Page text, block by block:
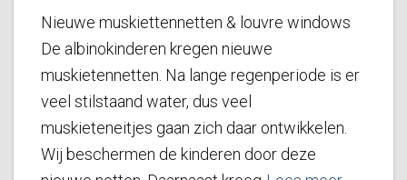
Nieuwe muskiettennetten & louvre windows
De albinokinderen kregen nieuwe
muskietennetten. Na lange regenperiode is er
veel stilstaand water, dus veel
muskieteneitjes gaan zich daar ontwikkelen.
Wij beschermen de kinderen door deze